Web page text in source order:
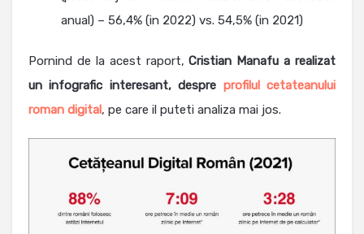
anual) – 56,4% (in 2022) vs. 54,5% (in 2021)
Pornind de la acest raport,Cristian Manafu a realizat
un infografic interesant, despre profilul cetateanului
roman digital, pe care il puteti analiza mai jos.